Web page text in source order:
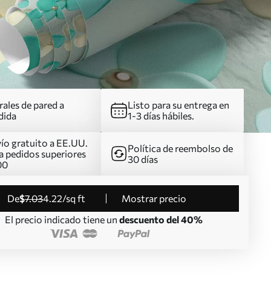
de pared a
Listo para su entrega en
1-3 días hábiles.
gratuito a EE.UU.
pedidos superiores
Política de reembolso de
30 días
de$7.034.22/sq ft
Mostrar precio
El precio indicado tiene un descuento del 40%